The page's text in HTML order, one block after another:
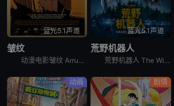
蓝光5.1声道
皱纹
动漫电影皱纹 Arrugas又名欢乐皱纹讲述的是：最近，埃米利奥（Charo Díaz 塔乔·冈萨雷兹 配音）总是丢三落四的，惹出了一堆的麻烦，因此，他的家人将埃米利奥送进了养老院。埃米利奥对于养
蓝光5.1声道
荒野机器人
荒野机器人 The Wild Robot改编自皮特·布朗的同名畅销书，聚焦机器人萝斯（露皮塔·尼永奥 Lupita Nyong&#39;o 配音）的冒险之旅。她因一场意外漂流到了孤岛，偏离了程序预
动画 剧情